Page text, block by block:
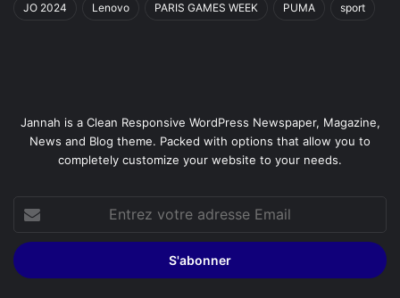
JO 2024 Lenovo PARIS GAMES WEEK PUMA sport
Jannah is a Clean Responsive WordPress Newspaper, Magazine,
News and Blog theme. Packed with options that allow you to
completely customize your website to your needs.
votre
adresse
Email